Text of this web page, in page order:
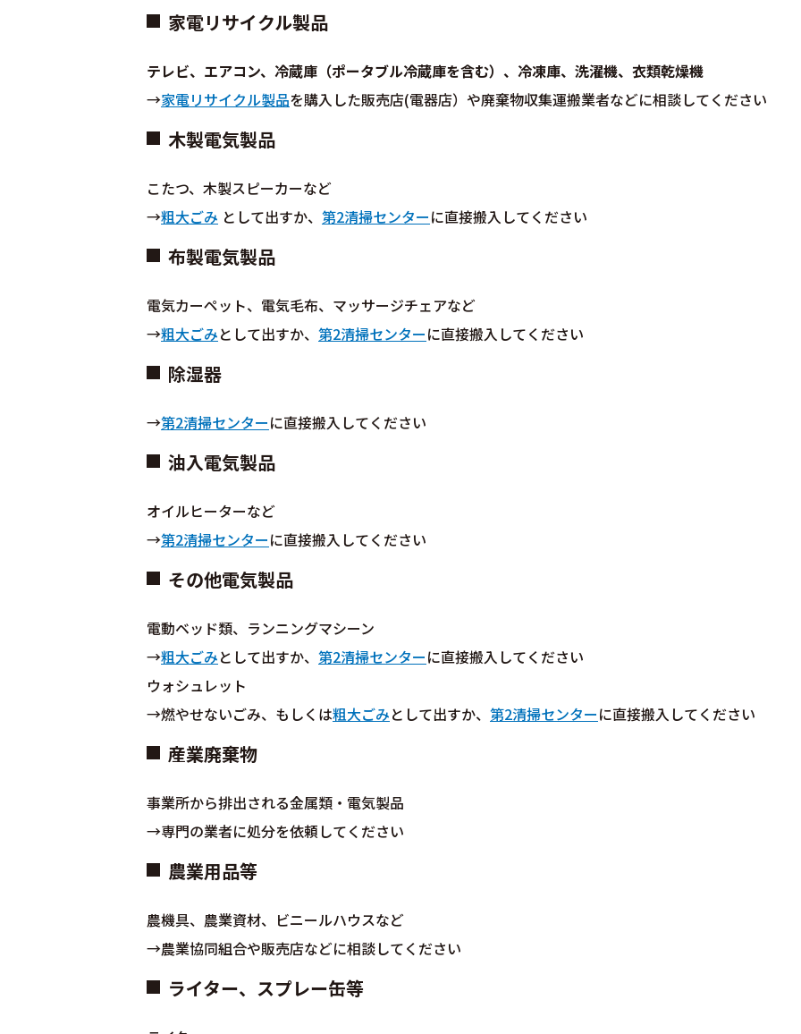
家電リサイクル製品
テレビ、エアコン、冷蔵庫（ポータブル冷蔵庫を含む）、冷凍庫、洗濯機、衣類乾燥機
→家電リサイクル製品を購入した販売店(電器店）や廃棄物収集運搬業者などに相談してください
木製電気製品
こたつ、木製スピーカーなど
→粗大ごみ として出すか、 第2清掃センターに直接搬入してください
布製電気製品
電気カーペット、電気毛布、マッサージチェアなど
→粗大ごみとして出すか、 第2清掃センターに直接搬入してください
除湿器
→第2清掃センターに直接搬入してください
油入電気製品
オイルヒーターなど
→第2清掃センターに直接搬入してください
その他電気製品
電動ベッド類、ランニングマシーン
→粗大ごみとして出すか、 第2清掃センターに直接搬入してください
ウォシュレット
→燃やせないごみ、もしくは粗大ごみとして出すか、 第2清掃センターに直接搬入してください
産業廃棄物
事業所から排出される金属類・電気製品
→専門の業者に処分を依頼してください
農業用品等
農機具、農業資材、ビニールハウスなど
→農業協同組合や販売店などに相談してください
ライター、スプレー缶等